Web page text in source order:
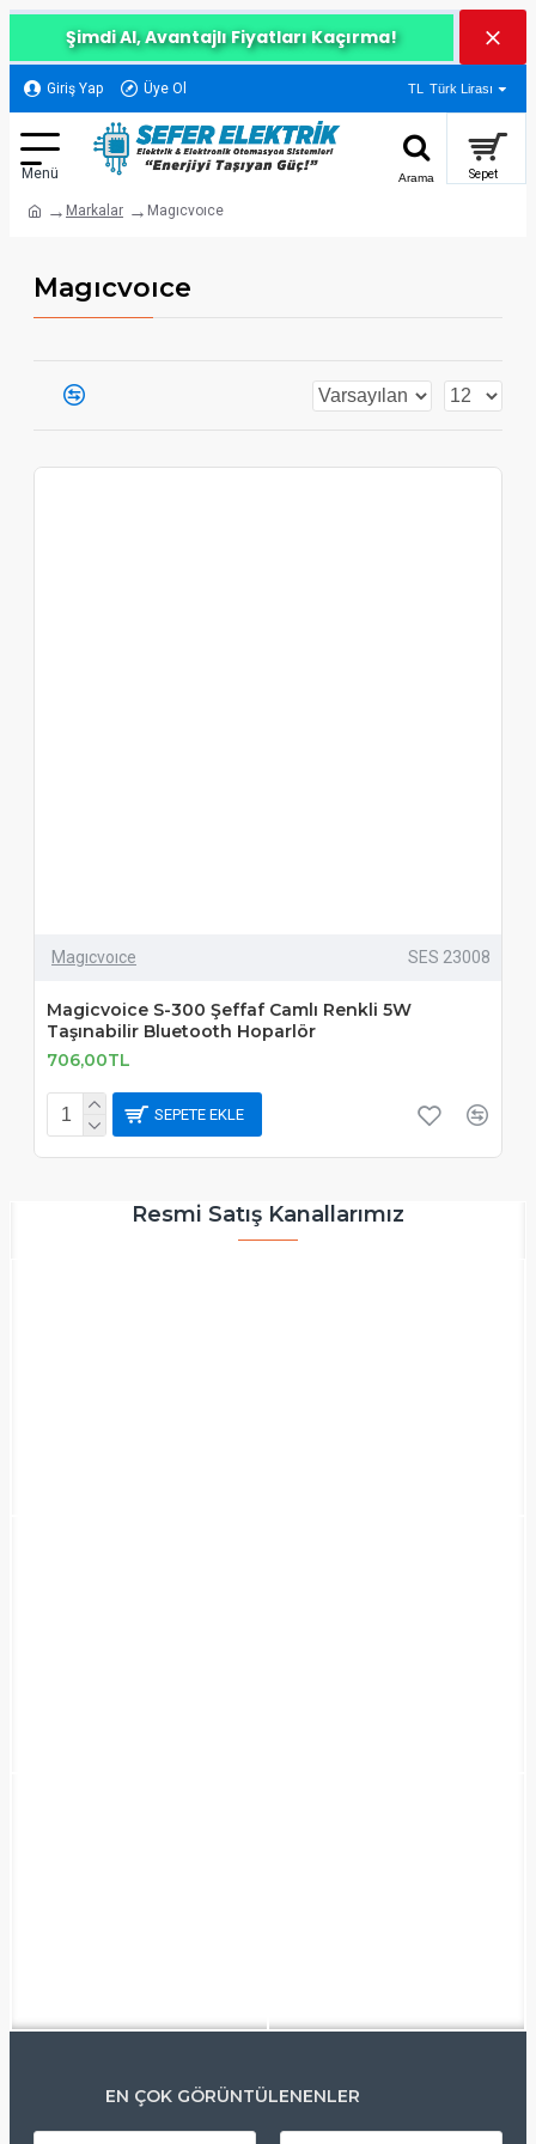
Şimdi Al, Avantajlı Fiyatları Kaçırma!
Giriş Yap Üye Ol TL Türk Lirası
Markalar Magıcvoıce
Magıcvoıce
Magıcvoıce SES 23008
Magicvoice S-300 Şeffaf Camlı Renkli 5W
Taşınabilir Bluetooth Hoparlör
706,00TL
SEPETE EKLE
Resmi Satış Kanallarımız
EN ÇOK GÖRÜNTÜLENENLER